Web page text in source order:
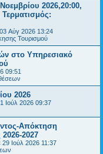
2026,20:00,
03 Αύγ 2026 13:24
Τουρισμού
στο Υπηρεσιακό
09:51
2026
Ιούλ 2026 09:37
Απόκτηση
2026-2027
29 Ιούλ 2026 11:37